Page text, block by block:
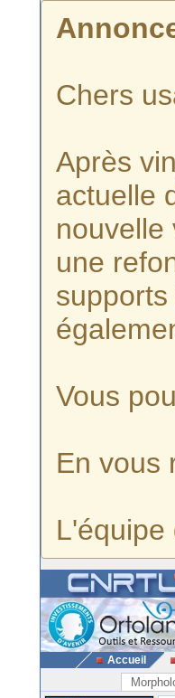
Chers
Après
actuelle
nouvelle
une
Vous
En vous
L'équipe
Accueil